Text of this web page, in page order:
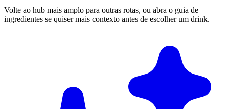
Volte ao hub mais amplo para outras rotas, ou abra o guia de
ingredientes se quiser mais contexto antes de escolher um drink.